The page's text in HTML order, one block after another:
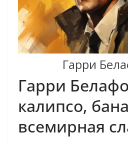
Гарри
Гарри
калипсо,
всемирная